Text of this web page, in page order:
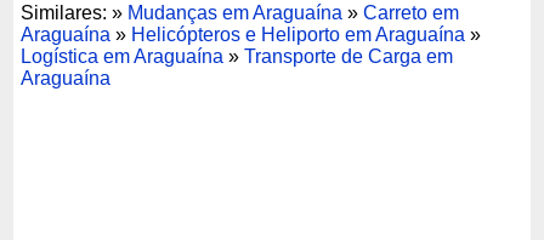
Similares: » Mudanças em Araguaína »Carreto em
Araguaína » Helicópteros e Heliporto em Araguaína »
Logística em Araguaína »Transporte de Carga em
Araguaína